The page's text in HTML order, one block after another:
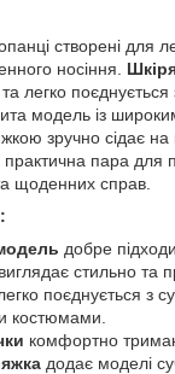
створені для
носіння.
легко
модель із
зручно сідає
пара для
щоденних справ.
добре
виглядає стильно та
поєднується з
костюмами.
комфортно
додає моделі